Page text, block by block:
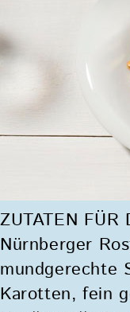
ZUTATEN FÜR
Nürnberger
mundgerechte
Karotten, fein